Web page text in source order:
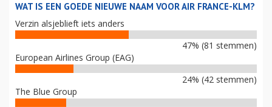
WAT IS EEN GOEDE NIEUWE NAAM VOOR AIR FRANCE-KLM?
Verzin alsjeblieft iets anders
47% (81 stemmen)
European Airlines Group (EAG)
24% (42 stemmen)
The Blue Group